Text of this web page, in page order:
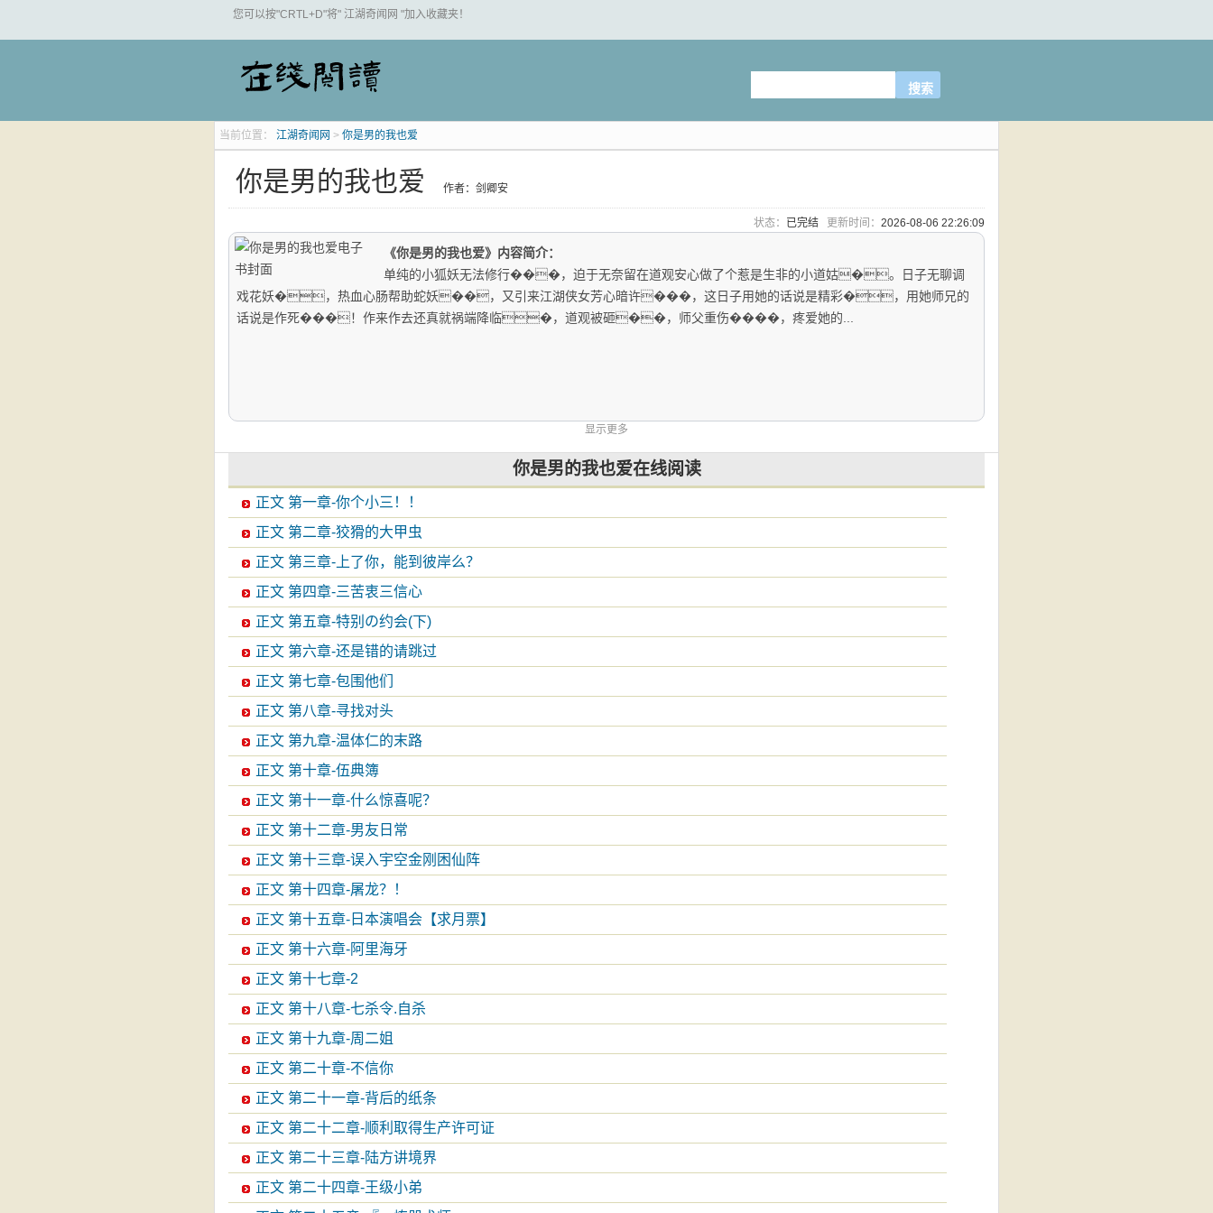
您可以按"CRTL+D"将" 江湖奇闻网 "加入收藏夹！
当前位置： 江湖奇闻网 > 你是男的我也爱
你是男的我也爱 作者：剑卿安
状态： 已完结 更新时间： 2026-08-06 22:26:09
《你是男的我也爱》内容简介：
单纯的小狐妖无法修行���，迫于无奈留在道观安心做了个惹是生非的小道姑�。日子无聊调
戏花妖�，热血心肠帮助蛇妖��，又引来江湖侠女芳心暗许���，这日子用她的话说是精彩�，用她师兄的
话说是作死���！作来作去还真就祸端降临�，道观被砸��，师父重伤����，疼爱她的...
显示更多
你是男的我也爱在线阅读
正文 第一章-你个小三！！
正文 第二章-狡猾的大甲虫
正文 第三章-上了你，能到彼岸么？
正文 第四章-三苦衷三信心
正文 第五章-特别の约会(下)
正文 第六章-还是错的请跳过
正文 第七章-包围他们
正文 第八章-寻找对头
正文 第九章-温体仁的末路
正文 第十章-伍典簿
正文 第十一章-什么惊喜呢？
正文 第十二章-男友日常
正文 第十三章-误入宇空金刚困仙阵
正文 第十四章-屠龙？！
正文 第十五章-日本演唱会【求月票】
正文 第十六章-阿里海牙
正文 第十七章-2
正文 第十八章-七杀令.自杀
正文 第十九章-周二姐
正文 第二十章-不信你
正文 第二十一章-背后的纸条
正文 第二十二章-顺利取得生产许可证
正文 第二十三章-陆方讲境界
正文 第二十四章-王级小弟